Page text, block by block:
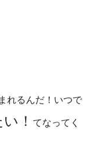
れるんだ！いつで
！
てなってく